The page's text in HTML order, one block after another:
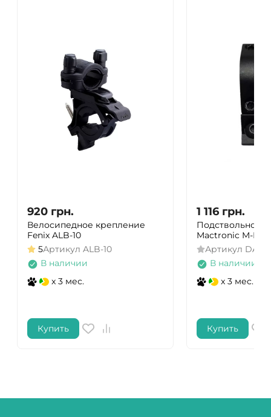
920 грн.
Велосипедное крепление
Fenix ALB-10
5Артикул ALB-10
В наличии
x 3 мес.
Купить
1 116 грн.
Подствольное
Mactronic M-Lok
Артикул
В наличии
x 3 мес.
Купить